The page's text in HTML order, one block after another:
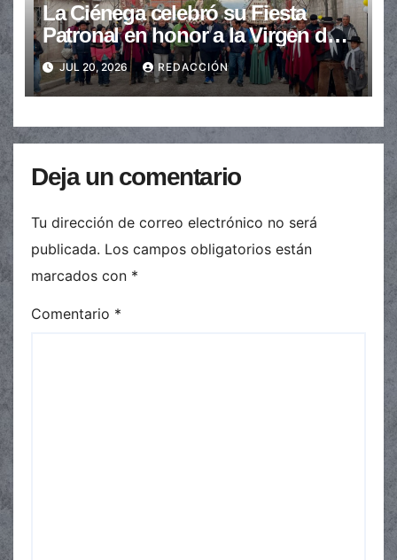
La Ciénega celebró su Fiesta
Patronal en honor a la Virgen del
Carmen
JUL 20, 2026 REDACCIÓN
Deja un comentario
Tu dirección de correo electrónico no será
publicada. Los campos obligatorios están
marcados con *
Comentario *